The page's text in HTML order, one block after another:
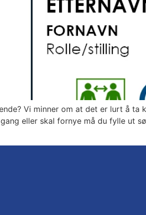
Vi minner om at det er lurt å ta
eller skal fornye må du fylle ut